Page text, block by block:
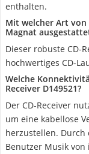
enthalten.
Mit welcher Art von
Magnat
Dieser robuste CD-
hochwertiges CD-
Welche
Receiver D149521?
Der CD-Receiver
um eine kabellose
herzustellen. Durch
Benutzer Musik